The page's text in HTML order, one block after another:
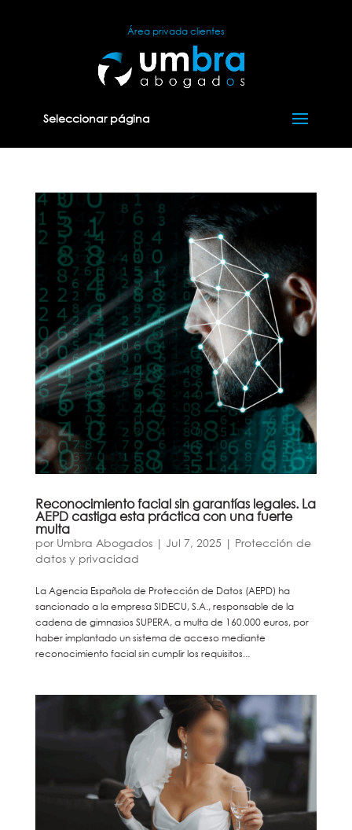
Área privada clientes
Seleccionar página
Reconocimiento facial sin garantías legales. La
AEPD castiga esta práctica con una fuerte
multa
por Umbra Abogados| Jul 7, 2025 | Protección de
datos y privacidad
La Agencia Española de Protección de Datos (AEPD) ha
sancionado a la empresa SIDECU, S.A., responsable de la
cadena de gimnasios SUPERA, a multa de 160.000 euros, por
haber implantado un sistema de acceso mediante
reconocimiento facial sin cumplir los requisitos...